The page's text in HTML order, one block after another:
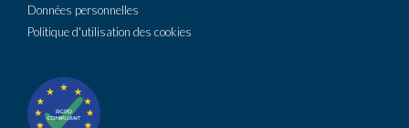
Données personnelles
Politique d'utilisation des cookies